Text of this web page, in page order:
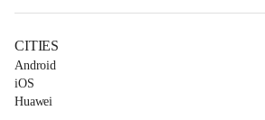
CITIES
Android
iOS
Huawei